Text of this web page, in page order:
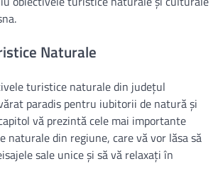
Naturale
turistice naturale din județul
paradis pentru iubitorii de natură și
vă prezintă cele mai importante
naturale din regiune, care vă vor lăsa să
sale unice și să vă relaxați în